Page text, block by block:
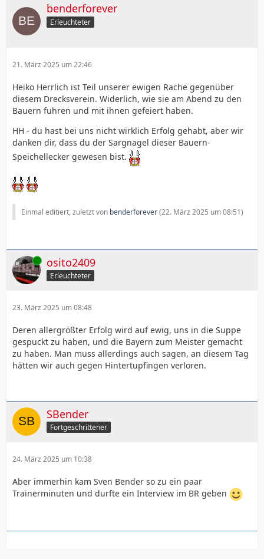
benderforever
Erleuchteter
21. März 2025 um 22:46
Heiko Herrlich ist Teil unserer ewigen Rache gegenüber
diesem Drecksverein. Widerlich, wie sie am Abend zu den
Bauern fuhren und mit ihnen gefeiert haben.
HH - du hast bei uns nicht wirklich Erfolg gehabt, aber wir
danken dir, dass du der Sargnagel dieser Bauern-
Speichellecker gewesen bist.
Einmal editiert, zuletzt von benderforever(22. März 2025 um 08:51)
Online osito2409
Erleuchteter
23. März 2025 um 08:48
Deren allergrößter Erfolg wird auf ewig, uns in die Suppe
gespuckt zu haben, und die Bayern zum Meister gemacht
zu haben. Man muss allerdings auch sagen, an diesem Tag
hätten wir auch gegen Hintertupfingen verloren.
SBender
Fortgeschrittener
24. März 2025 um 10:38
Aber immerhin kam Sven Bender so zu ein paar
Trainerminuten und durfte ein Interview im BR geben